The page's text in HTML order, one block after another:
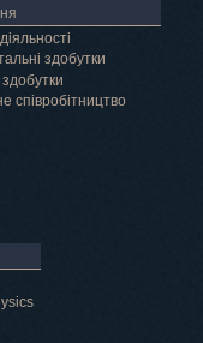
здобутки
співробітництво